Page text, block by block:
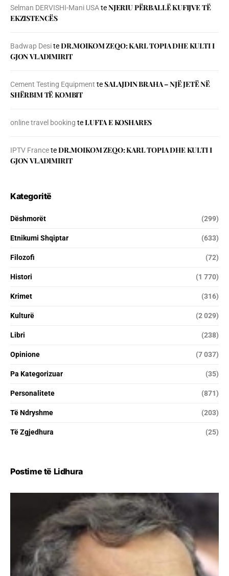
Selman DERVISHI-Mani USAteNJERIU PЁRBALLЁ KUFIJVE TЁ
EKZISTENCЁS
Badwap DesiteDR.MOIKOM ZEQO: KARL TOPIA DHE KULTI I
GJON VLADIMIRIT
Cement Testing Equipment teSALAJDIN BRAHA – NJЁ JETЁ NЁ
SHЁRBIM TЁ KOMBIT
online travel booking teLUFTA E KOSHARES
IPTV FranceteDR.MOIKOM ZEQO: KARL TOPIA DHE KULTI I
GJON VLADIMIRIT
Kategoritë
Dëshmorët (299)
Etnikumi Shqiptar (633)
Filozofi (72)
Histori (1 770)
Krimet (316)
Kulturë (2 029)
Libri (238)
Opinione (7 037)
Pa Kategorizuar (35)
Personalitete (871)
Të Ndryshme (203)
Të Zgjedhura (25)
Postime të Lidhura